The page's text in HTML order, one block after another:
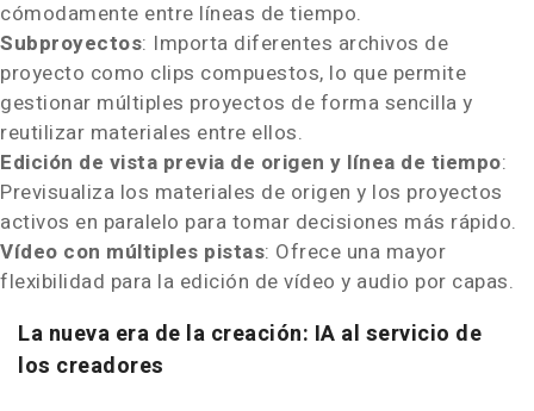
cómodamente entre líneas de tiempo.
Subproyectos: Importa diferentes archivos de
proyecto como clips compuestos, lo que permite
gestionar múltiples proyectos de forma sencilla y
reutilizar materiales entre ellos.
Edición de vista previa de origen y línea de tiempo:
Previsualiza los materiales de origen y los proyectos
activos en paralelo para tomar decisiones más rápido.
Vídeo con múltiples pistas: Ofrece una mayor
flexibilidad para la edición de vídeo y audio por capas.
La nueva era de la creación: IA al servicio de
los creadores